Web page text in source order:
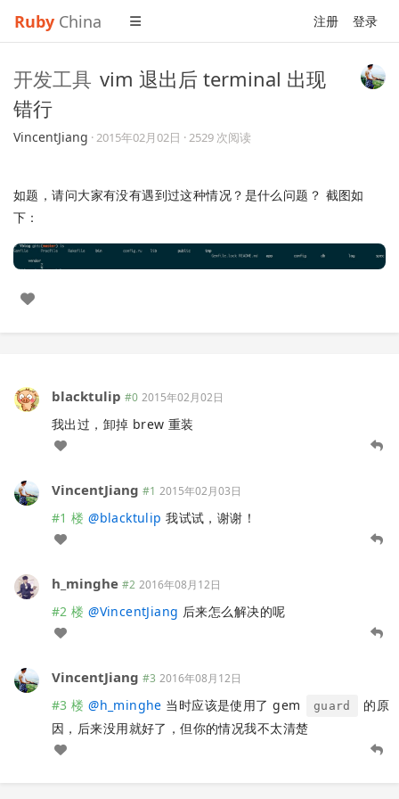
Ruby China 注册 登录
开发工具 vim 退出后 terminal 出现
错行
VincentJiang ·2015年02月02日 · 2529 次阅读
如题，请问大家有没有遇到过这种情况？是什么问题？ 截图如
下：
blacktulip #0 2015年02月02日
我出过，卸掉 brew 重装
VincentJiang #1 2015年02月03日
#1 楼 @blacktulip 我试试，谢谢！
h_minghe #2 2016年08月12日
#2 楼 @VincentJiang 后来怎么解决的呢
VincentJiang #3 2016年08月12日
#3 楼 @h_minghe 当时应该是使用了 gem guard
的原
因，后来没用就好了，但你的情况我不太清楚